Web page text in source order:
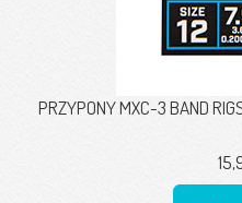
PRZYPONY MXC-3 BAND